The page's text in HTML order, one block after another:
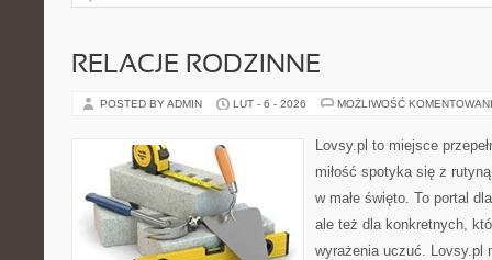
RELACJE RODZINNE
POSTED BY ADMIN LUT - 6 - 2026 MOŻLIWOŚĆ
Lovsy.pl to miejsce
miłość spotyka się z
w małe święto. To portal
ale też dla konkretnych,
wyrażenia uczuć. Lovsy.pl